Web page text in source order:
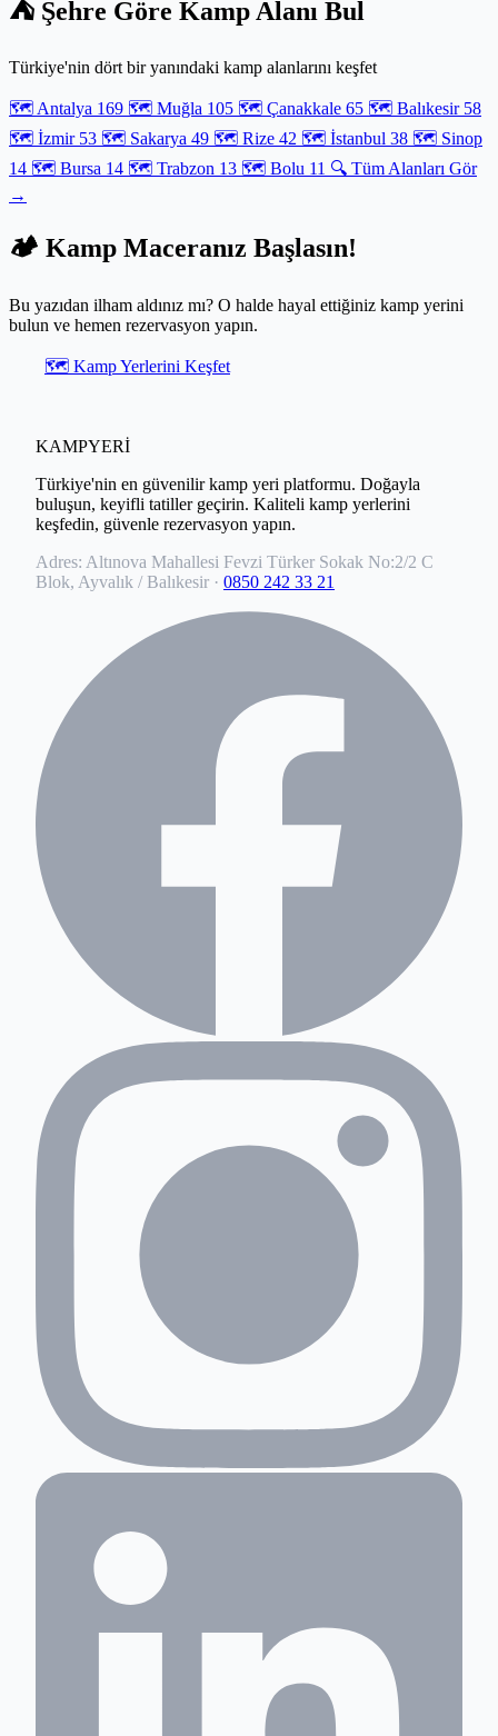
⛺ Şehre Göre Kamp Alanı Bul
Türkiye'nin dört bir yanındaki kamp alanlarını keşfet
🗺️ Antalya 169 🗺️ Muğla 105 🗺️ Çanakkale 65 🗺️ Balıkesir 58
🗺️ İzmir 53 🗺️ Sakarya 49 🗺️ Rize 42 🗺️ İstanbul 38 🗺️ Sinop
14 🗺️ Bursa 14 🗺️ Trabzon 13 🗺️ Bolu 11 🔍 Tüm Alanları Gör
→
🏕️ Kamp Maceranız Başlasın!
Bu yazıdan ilham aldınız mı? O halde hayal ettiğiniz kamp yerini
bulun ve hemen rezervasyon yapın.
🗺️ Kamp Yerlerini Keşfet
KAMPYERİ
Türkiye'nin en güvenilir kamp yeri platformu. Doğayla
buluşun, keyifli tatiller geçirin. Kaliteli kamp yerlerini
keşfedin, güvenle rezervasyon yapın.
Adres: Altınova Mahallesi Fevzi Türker Sokak No:2/2 C
Blok, Ayvalık / Balıkesir · 0850 242 33 21